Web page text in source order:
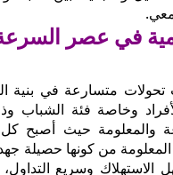
في عصر
متسارعة في بنية
وخاصة فئة الشباب
والمعلومة حيث أصبح
من كونها حصيلة
وسريع